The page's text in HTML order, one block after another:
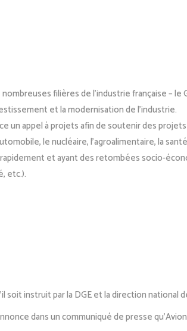
filières de l’industrie française –
et la modernisation de l’industrie.
un appel à projets afin de soutenir des
le nucléaire, l’agroalimentaire, la
et ayant des retombées socio-
etc.).
instruit par la DGE et la direction national
dans un communiqué de presse